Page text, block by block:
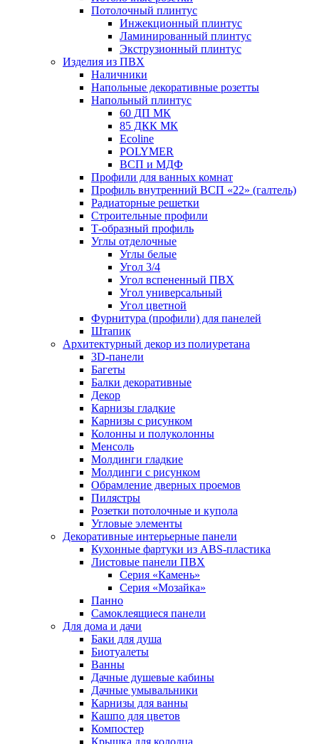
Потолочный плинтус
Инжекционный плинтус
Ламинированный плинтус
Экструзионный плинтус
Изделия из ПВХ
Наличники
Напольные декоративные розетты
Напольный плинтус
60 ДП МК
85 ДКК МК
Ecoline
POLYMER
ВСП и МДФ
Профили для ванных комнат
Профиль внутренний ВСП «22» (галтель)
Радиаторные решетки
Строительные профили
Т-образный профиль
Углы отделочные
Углы белые
Угол 3/4
Угол вспененный ПВХ
Угол универсальный
Угол цветной
Фурнитура (профили) для панелей
Штапик
Архитектурный декор из полиуретана
3D-панели
Багеты
Балки декоративные
Декор
Карнизы гладкие
Карнизы с рисунком
Колонны и полуколонны
Менсоль
Молдинги гладкие
Молдинги с рисунком
Обрамление дверных проемов
Пилястры
Розетки потолочные и купола
Угловые элементы
Декоративные интерьерные панели
Кухонные фартуки из ABS-пластика
Листовые панели ПВХ
Серия «Камень»
Серия «Мозайка»
Панно
Самоклеящиеся панели
Для дома и дачи
Баки для душа
Биотуалеты
Ванны
Дачные душевые кабины
Дачные умывальники
Карнизы для ванны
Кашпо для цветов
Компостер
Крышка для колодца